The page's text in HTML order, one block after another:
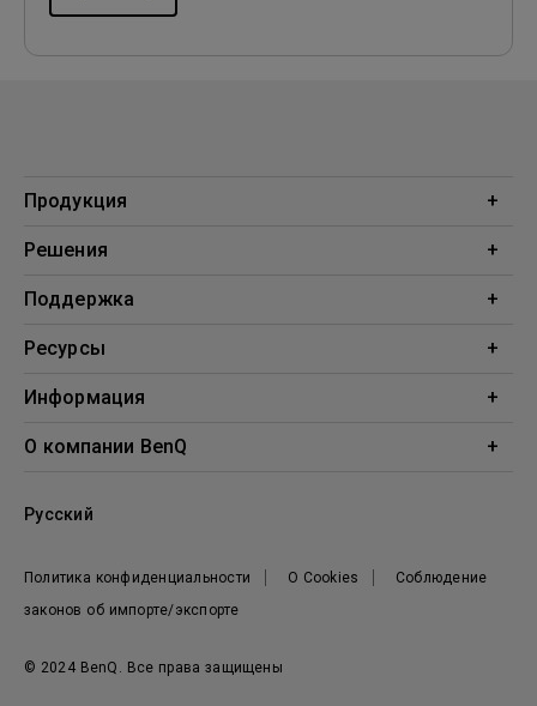
Продукция
Проекторы
Решения
Образование
Поддержка
Поддержка
Ресурсы
Проекционный калькулятор
Информация
BenQ AQCOLOR
О компании BenQ
Новости
© 2024 BenQ. Все права защищены
Политика конфиденциальности О Cookies
Соблюдение
законов об импорте/экспорте
Русский